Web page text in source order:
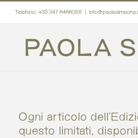
Telefono: +39 347 6466088
Ogni articolo
questo limitati,